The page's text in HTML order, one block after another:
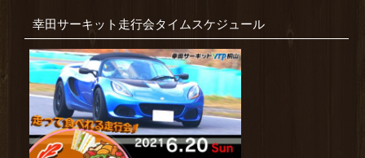
幸田サーキット走行会タイムスケジュール